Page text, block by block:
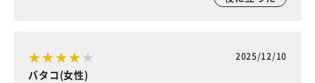
2025/12/10
バタコ(女性)